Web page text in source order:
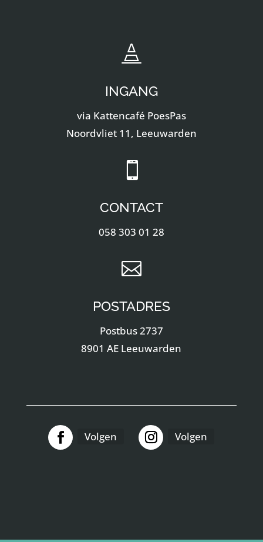

INGANG
via Kattencafé PoesPas
Noordvliet 11, Leeuwarden

CONTACT
058 303 01 28

POSTADRES
Postbus 2737
8901 AE Leeuwarden
Volgen Volgen